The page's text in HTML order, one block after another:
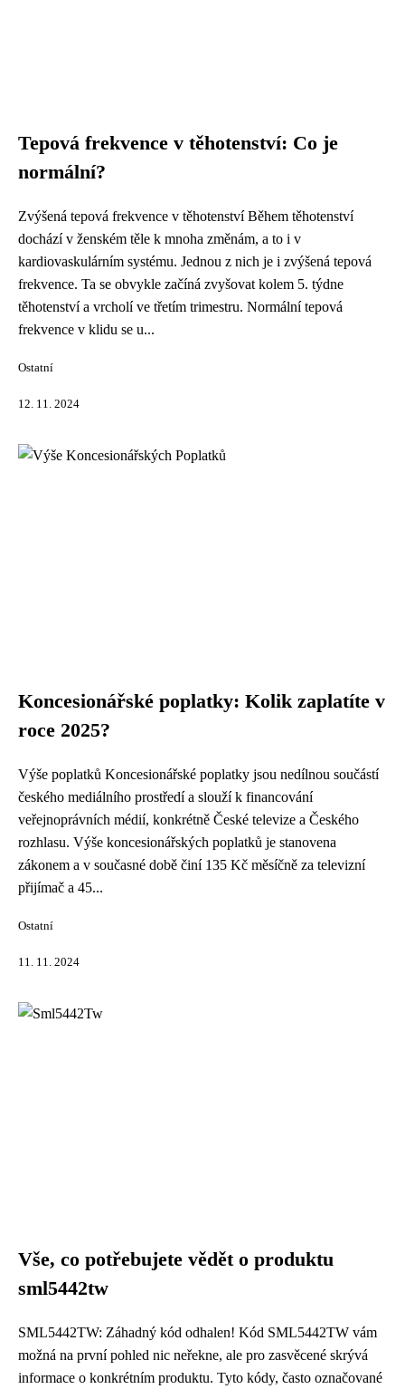
Tepová frekvence v těhotenství: Co je
normální?
Zvýšená tepová frekvence v těhotenství Během těhotenství
dochází v ženském těle k mnoha změnám, a to i v
kardiovaskulárním systému. Jednou z nich je i zvýšená tepová
frekvence. Ta se obvykle začíná zvyšovat kolem 5. týdne
těhotenství a vrcholí ve třetím trimestru. Normální tepová
frekvence v klidu se u...
Ostatní
12. 11. 2024
Koncesionářské poplatky: Kolik zaplatíte v
roce 2025?
Výše poplatků Koncesionářské poplatky jsou nedílnou součástí
českého mediálního prostředí a slouží k financování
veřejnoprávních médií, konkrétně České televize a Českého
rozhlasu. Výše koncesionářských poplatků je stanovena
zákonem a v současné době činí 135 Kč měsíčně za televizní
přijímač a 45...
Ostatní
11. 11. 2024
Vše, co potřebujete vědět o produktu
sml5442tw
SML5442TW: Záhadný kód odhalen! Kód SML5442TW vám
možná na první pohled nic neřekne, ale pro zasvěcené skrývá
informace o konkrétním produktu. Tyto kódy, často označované